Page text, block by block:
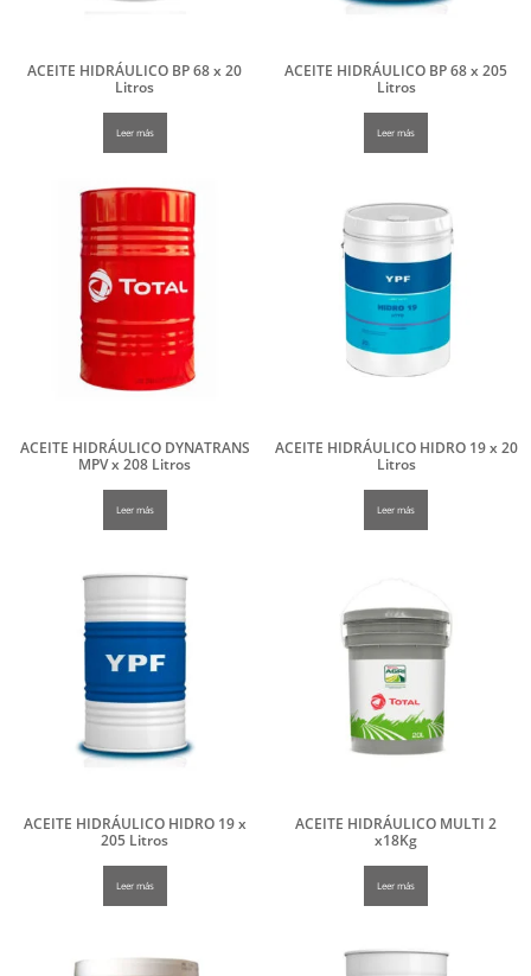
ACEITE HIDRÁULICO BP 68 x 20
Litros
Leer más
ACEITE HIDRÁULICO BP 68 x 205
Litros
Leer más
ACEITE HIDRÁULICO DYNATRANS
MPV x 208 Litros
Leer más
ACEITE HIDRÁULICO HIDRO 19 x 20
Litros
Leer más
ACEITE HIDRÁULICO HIDRO 19 x
205 Litros
Leer más
ACEITE HIDRÁULICO MULTI 2
x18Kg
Leer más